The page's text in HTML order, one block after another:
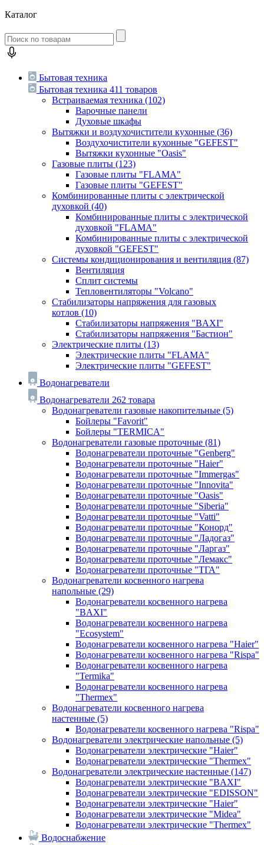
Каталог
Бытовая техника
Бытовая техника 411 товаров
Встраиваемая техника (102)
Варочные панели
Духовые шкафы
Вытяжки и воздухочистители кухонные (36)
Воздухочистители кухонные "GEFEST"
Вытяжки кухонные "Oasis"
Газовые плиты (123)
Газовые плиты "FLAMA"
Газовые плиты "GEFEST"
Комбинированные плиты с электрической
духовкой (40)
Комбинированные плиты с электрической
духовкой "FLAMA"
Комбинированные плиты с электрической
духовкой "GEFEST"
Системы кондиционирования и вентиляция (87)
Вентиляция
Сплит системы
Тепловентиляторы "Volcano"
Стабилизаторы напряжения для газовых
котлов (10)
Стабилизаторы напряжения "BAXI"
Стабилизаторы напряжения "Бастион"
Электрические плиты (13)
Электрические плиты "FLAMA"
Электрические плиты "GEFEST"
Водонагреватели
Водонагреватели 262 товара
Водонагреватели газовые накопительные (5)
Бойлеры "Favorit"
Бойлеры "TERMICA"
Водонагреватели газовые проточные (81)
Водонагреватели проточные "Genberg"
Водонагреватели проточные "Haier"
Водонагреватели проточные "Immergas"
Водонагреватели проточные "Innovita"
Водонагреватели проточные "Oasis"
Водонагреватели проточные "Siberia"
Водонагреватели проточные "Vatti"
Водонагреватели проточные "Конорд"
Водонагреватели проточные "Ладогаз"
Водонагреватели проточные "Ларгаз"
Водонагреватели проточные "Лемакс"
Водонагреватели проточные "ТГА"
Водонагреватели косвенного нагрева
напольные (29)
Водонагреватели косвенного нагрева
"BAXI"
Водонагреватели косвенного нагрева
"Ecosystem"
Водонагреватели косвенного нагрева "Haier"
Водонагреватели косвенного нагрева "Rispa"
Водонагреватели косвенного нагрева
"Termika"
Водонагреватели косвенного нагрева
"Thermex"
Водонагреватели косвенного нагрева
настенные (5)
Водонагреватели косвенного нагрева "Rispa"
Водонагреватели электрические напольные (5)
Водонагреватели электрические "Haier"
Водонагреватели электрические "Thermex"
Водонагреватели электрические настенные (147)
Водонагреватели электрические "BAXI"
Водонагреватели электрические "EDISSON"
Водонагреватели электрические "Haier"
Водонагреватели электрические "Midea"
Водонагреватели электрические "Thermex"
Водоснабжение